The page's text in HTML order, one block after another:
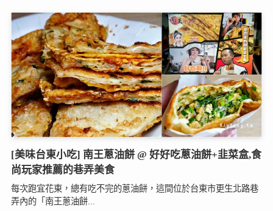
[美味台東小吃] 南王蔥油餅 @ 好好吃蔥油餅+韭菜盒,食
尚玩家推薦的巷弄美食
每次跑宜花東，總有吃不完的蔥油餅，這間位於台東市更生北路巷
弄內的「南王蔥油餅...